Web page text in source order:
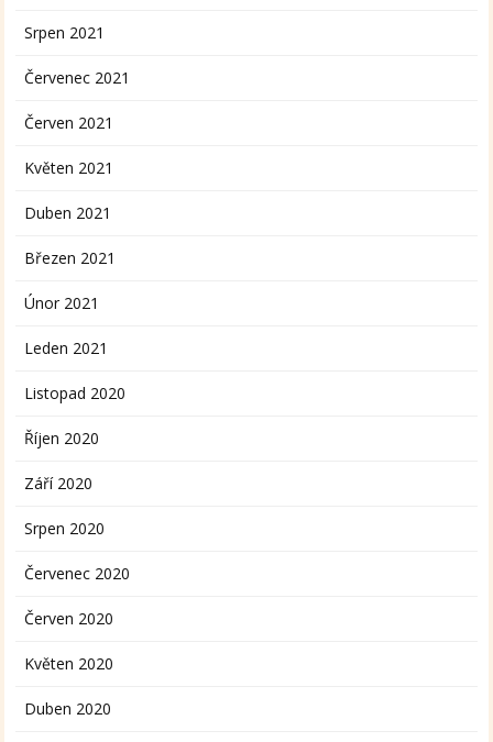
Srpen 2021
Červenec 2021
Červen 2021
Květen 2021
Duben 2021
Březen 2021
Únor 2021
Leden 2021
Listopad 2020
Říjen 2020
Září 2020
Srpen 2020
Červenec 2020
Červen 2020
Květen 2020
Duben 2020